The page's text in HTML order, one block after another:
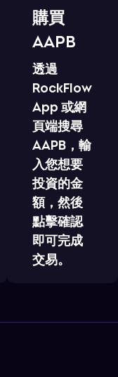
購買
AAPB
透過
RockFlow
App 或網
頁端搜尋
AAPB，輸
入您想要
投資的金
額，然後
點擊確認
即可完成
交易。